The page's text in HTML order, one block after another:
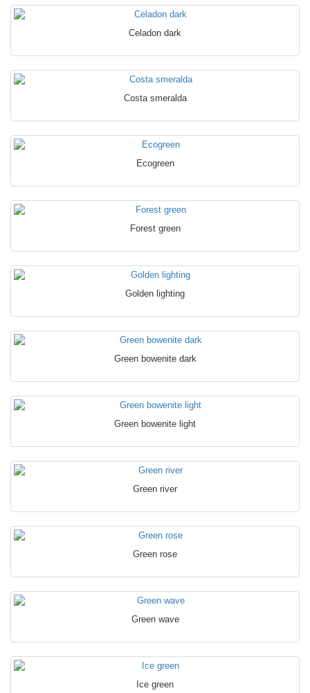
Celadon dark
Costa smeralda
Ecogreen
Forest green
Golden lighting
Green bowenite dark
Green bowenite light
Green river
Green rose
Green wave
Ice green